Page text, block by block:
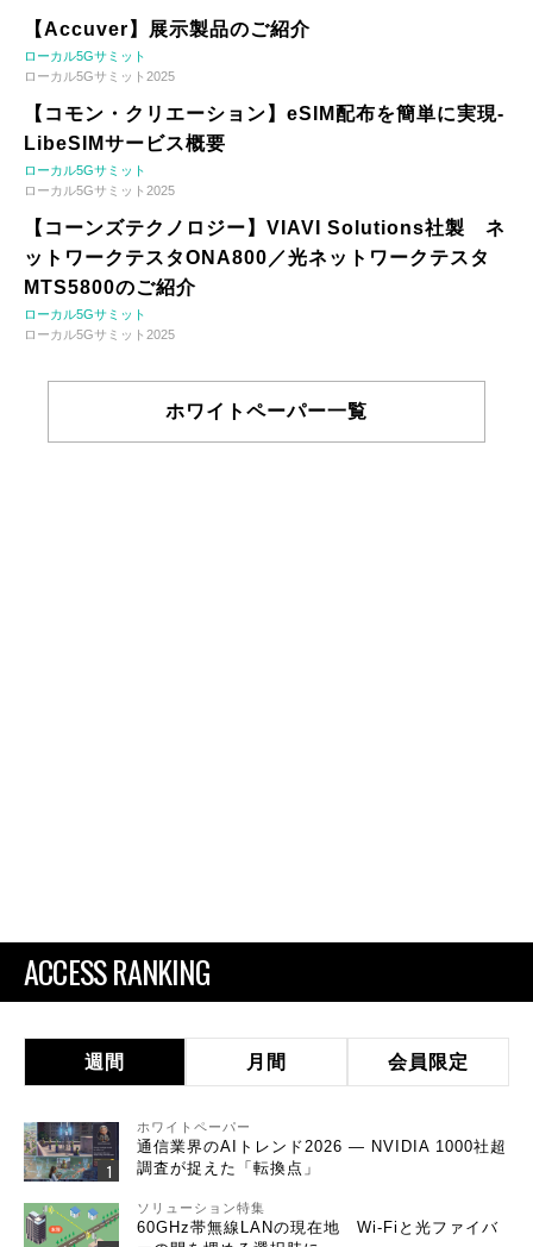
【Accuver】展示製品のご紹介
ローカル5Gサミット
ローカル5Gサミット2025
【コモン・クリエーション】eSIM配布を簡単に実現-
LibeSIMサービス概要
ローカル5Gサミット
ローカル5Gサミット2025
【コーンズテクノロジー】VIAVI Solutions社製 ネ
ットワークテスタONA800／光ネットワークテスタ
MTS5800のご紹介
ローカル5Gサミット
ローカル5Gサミット2025
ホワイトペーパー一覧
ACCESS RANKING
週間 月間 会員限定
ホワイトペーパー
通信業界のAIトレンド2026 ― NVIDIA 1000社超
調査が捉えた「転換点」
ソリューション特集
60GHz帯無線LANの現在地 Wi-Fiと光ファイバ